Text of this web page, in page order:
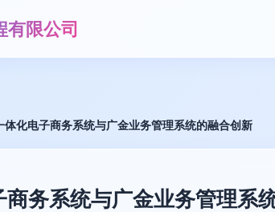
有限公司
体化电子商务系统与广金业务管理系统的融合创新
商务系统与广金业务管理系